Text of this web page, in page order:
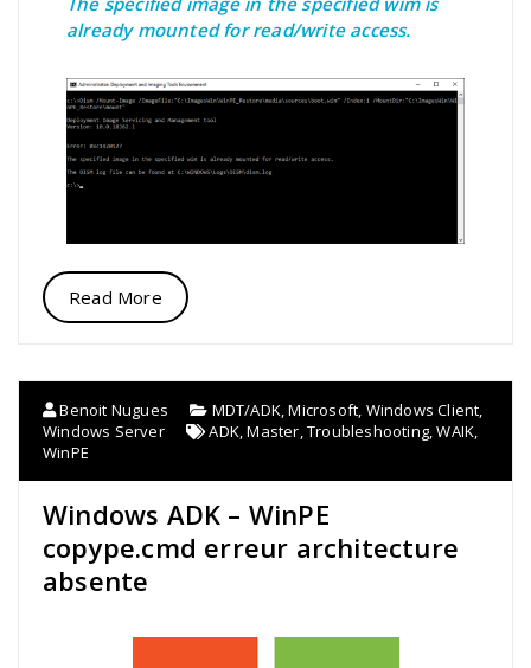
already mounted for read/write access.
Read More
Benoit Nugues MDT/ADK,Microsoft, Windows Client,
Windows Server
ADK,Master,Troubleshooting,WAIK,
WinPE
Windows ADK – WinPE
copype.cmd erreur architecture
absente